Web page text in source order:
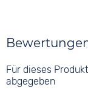
Für dieses
abgegeben